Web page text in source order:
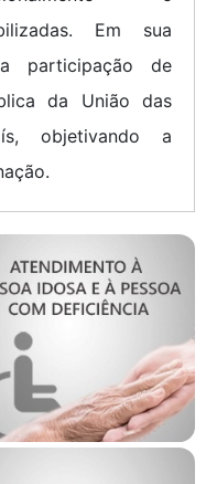
Em sua
participação de
da União das
objetivando a
GT Atendimento à
Idosa e à
Pessoa com